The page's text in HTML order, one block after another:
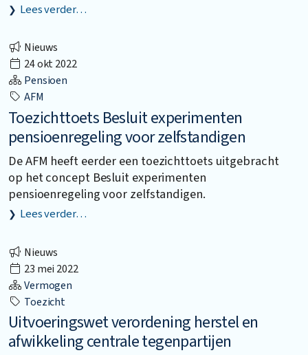
Lees verder…
Nieuws
24 okt 2022
Pensioen
AFM
Toezichttoets Besluit experimenten
pensioenregeling voor zelfstandigen
De AFM heeft eerder een toezichttoets uitgebracht
op het concept Besluit experimenten
pensioenregeling voor zelfstandigen.
Lees verder…
Nieuws
23 mei 2022
Vermogen
Toezicht
Uitvoeringswet verordening herstel en
afwikkeling centrale tegenpartijen